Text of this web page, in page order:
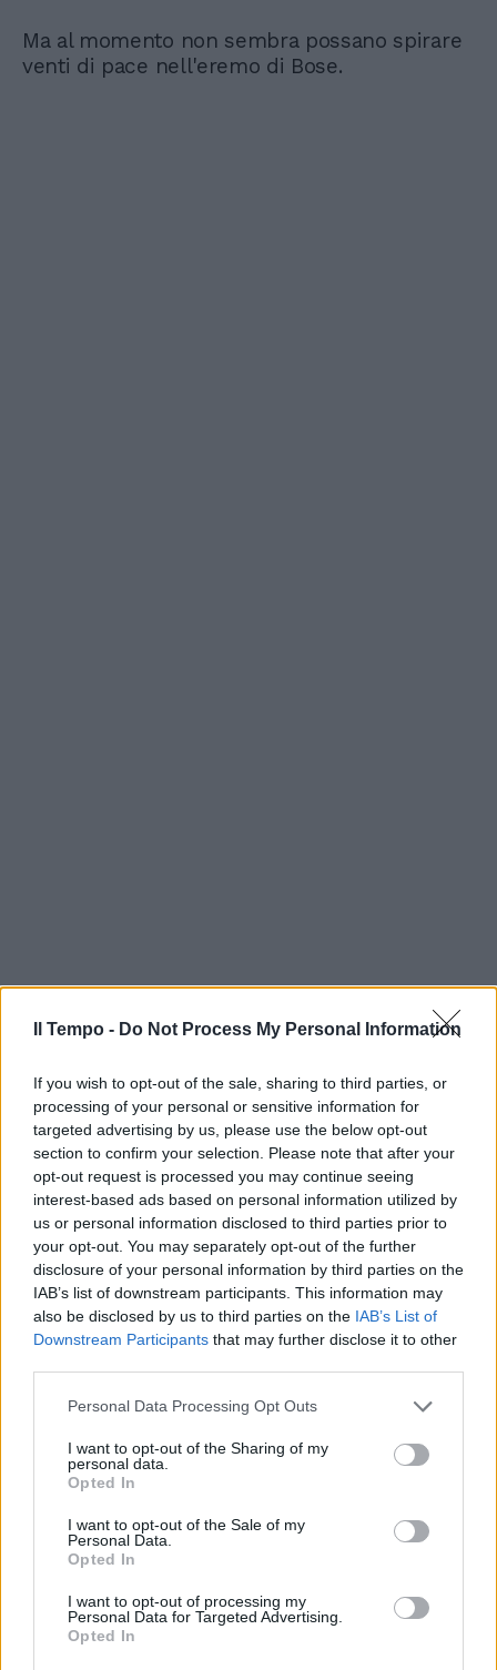
Il Tempo - Do Not Process My Personal Information
If you wish to opt-out of the sale, sharing to third parties, or
processing of your personal or sensitive information for
targeted advertising by us, please use the below opt-out
section to confirm your selection. Please note that after your
opt-out request is processed you may continue seeing
interest-based ads based on personal information utilized by
us or personal information disclosed to third parties prior to
your opt-out. You may separately opt-out of the further
disclosure of your personal information by third parties on the
IAB’s list of downstream participants. This information may
also be disclosed by us to third parties on the IAB’s List of
Downstream Participants that may further disclose it to other
Personal Data Processing Opt Outs
I want to opt-out of the Sharing of my
personal data.
Opted In
I want to opt-out of the Sale of my
Personal Data.
Opted In
I want to opt-out of processing my
Personal Data for Targeted Advertising.
Opted In
Ma al momento non sembra possano spirare
venti di pace nell'eremo di Bose.
In evidenza